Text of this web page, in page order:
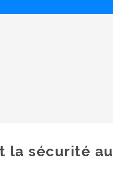
la sécurité au